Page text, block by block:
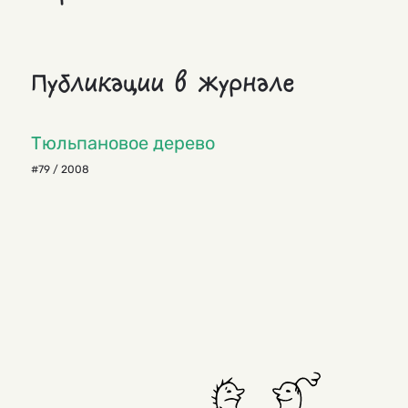
Публикации в журнале
Тюльпановое дерево
#79 / 2008